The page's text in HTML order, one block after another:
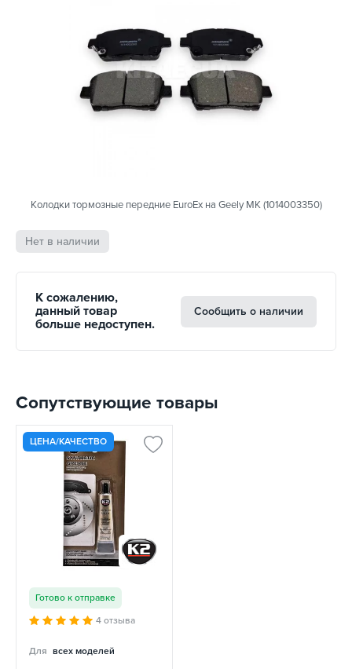
Колодки тормозные передние EuroEx на Geely MK (1014003350)
Нет в наличии
К сожалению,
данный товар
больше недоступен.
Сообщить о наличии
Сопутствующие товары
ЦЕНА/КАЧЕСТВО
Готово к отправке
4 отзыва
Для всех моделей